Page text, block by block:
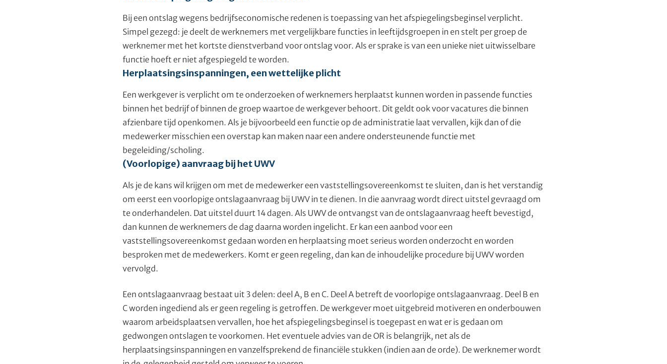
Bij een ontslag wegens bedrijfseconomische redenen is toepassing van het afspiegelingsbeginsel verplicht.
Simpel gezegd: je deelt de werknemers met vergelijkbare functies in leeftijdsgroepen in en stelt per groep de
werknemer met het kortste dienstverband voor ontslag voor. Als er sprake is van een unieke niet uitwisselbare
functie hoeft er niet afgespiegeld te worden.
Herplaatsingsinspanningen, een wettelijke plicht
Een werkgever is verplicht om te onderzoeken of werknemers herplaatst kunnen worden in passende functies
binnen het bedrijf of binnen de groep waartoe de werkgever behoort. Dit geldt ook voor vacatures die binnen
afzienbare tijd openkomen. Als je bijvoorbeeld een functie op de administratie laat vervallen, kijk dan of die
medewerker misschien een overstap kan maken naar een andere ondersteunende functie met
begeleiding/scholing.
(Voorlopige) aanvraag bij het UWV
Als je de kans wil krijgen om met de medewerker een vaststellingsovereenkomst te sluiten, dan is het verstandig
om eerst een voorlopige ontslagaanvraag bij UWV in te dienen. In die aanvraag wordt direct uitstel gevraagd om
te onderhandelen. Dat uitstel duurt 14 dagen. Als UWV de ontvangst van de ontslagaanvraag heeft bevestigd,
dan kunnen de werknemers de dag daarna worden ingelicht. Er kan een aanbod voor een
vaststellingsovereenkomst gedaan worden en herplaatsing moet serieus worden onderzocht en worden
besproken met de medewerkers. Komt er geen regeling, dan kan de inhoudelijke procedure bij UWV worden
vervolgd.
Een ontslagaanvraag bestaat uit 3 delen: deel A, B en C. Deel A betreft de voorlopige ontslagaanvraag. Deel B en
C worden ingediend als er geen regeling is getroffen. De werkgever moet uitgebreid motiveren en onderbouwen
waarom arbeidsplaatsen vervallen, hoe het afspiegelingsbeginsel is toegepast en wat er is gedaan om
gedwongen ontslagen te voorkomen. Het eventuele advies van de OR is belangrijk, net als de
herplaatsingsinspanningen en vanzelfsprekend de financiële stukken (indien aan de orde). De werknemer wordt